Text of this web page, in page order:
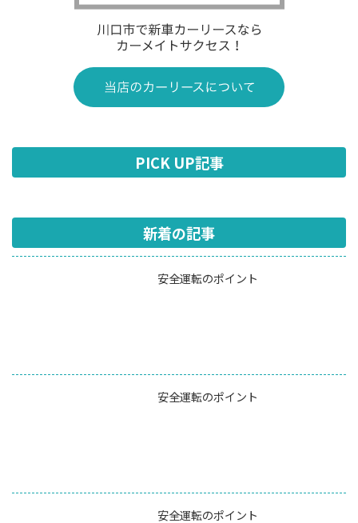
PICK UP記事
新着の記事
安全運転のポイント
安全運転のポイント
安全運転のポイント